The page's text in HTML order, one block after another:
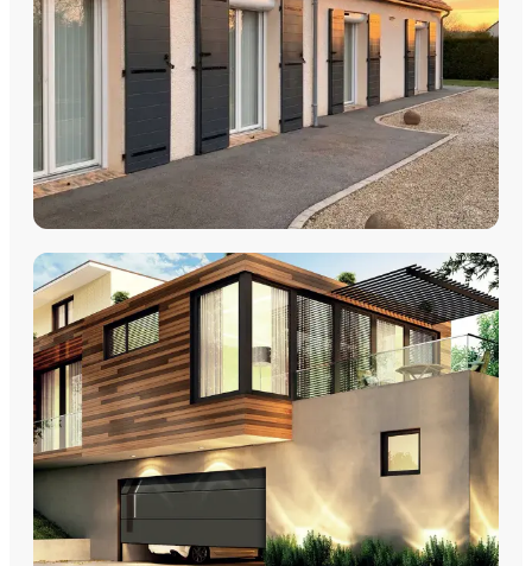
VOLETS
Volets Roulants Volets Coulissants Volets Battants
Découvrez nos volets roulants, coulissants et battants avec
pose par les équipes Plein Jour Habitat.
DÉCOUVRIR